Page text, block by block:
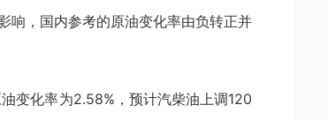
响，国内参考的原油变化率由负转正并
变化率为2.58%，预计汽柴油上调120